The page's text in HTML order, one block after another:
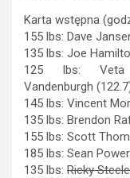
Karta wstępna
155 lbs: Dave
135 lbs: Joe
125 lbs: Veta
Vandenburgh
145 lbs: Vincent
135 lbs: Brendon
155 lbs: Scott
185 lbs: Sean
135 lbs: Ricky